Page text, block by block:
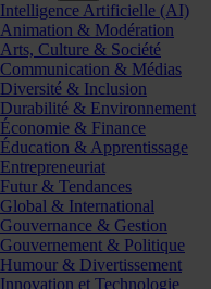
Intelligence Artificielle (AI)
Animation & Modération
Arts, Culture & Société
Communication & Médias
Diversité & Inclusion
Durabilité & Environnement
Économie & Finance
Éducation & Apprentissage
Entrepreneuriat
Futur & Tendances
Global & International
Gouvernance & Gestion
Gouvernement & Politique
Humour & Divertissement
Innovation et Technologie